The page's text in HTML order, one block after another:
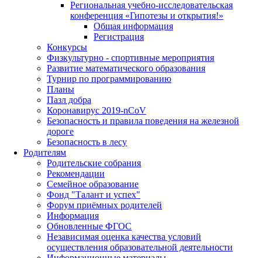
Региональная учебно-исследовательская
конференция «Гипотезы и открытия!»
Общая информация
Регистрация
Конкурсы
Физкультурно - спортивные мероприятия
Развитие математического образования
Турнир по программированию
Планы
Пазл добра
Коронавирус 2019-nCoV
Безопасность и правила поведения на железной
дороге
Безопасность в лесу
Родителям
Родительские собрания
Рекомендации
Семейное образование
Фонд "Талант и успех"
Форум приёмных родителей
Информация
Обновленные ФГОС
Независимая оценка качества условий
осуществления образовательной деятельности